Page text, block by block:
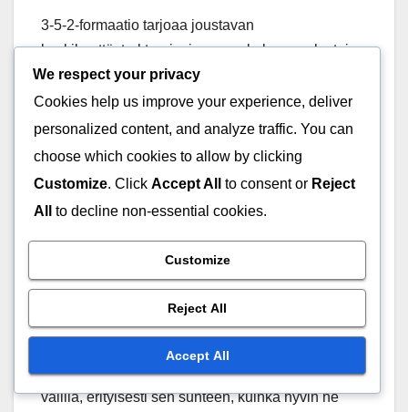
3-5-2-formaatio tarjoaa joustavan
keskikenttästruktuurin, jossa on kolme puolustajaa
ja viisi keskikenttäpelaajaa, mikä mahdollistaa
sekä puolustuksen vakauden että hyökkäystuen.
Tämä formaatio voi sopeutua erilaisiin
pelitilanteisiin, tarjoten leveyttä ja syvyyttä
mutta saattaa uhata keskikentän hallintaa.
Valmentajien on otettava huomioon pelaajiensa
vahvuudet päättäessään näiden formaatioiden
välillä, erityisesti sen suhteen, kuinka hyvin he
We respect your privacy
Cookies help us improve your experience, deliver
personalized content, and analyze traffic. You can
choose which cookies to allow by clicking
Customize. Click Accept All to consent or Reject
All
to decline non-essential cookies.
Customize
Reject All
Accept All